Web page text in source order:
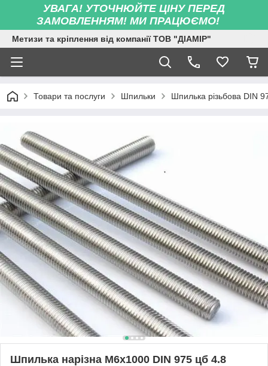
УВАГА! УТОЧНЮЙТЕ ЦІНУ ПЕРЕД
ЗАМОВЛЕННЯМ! МИ ПРАЦЮЄМО!
Метизи та кріплення від компанії ТОВ "ДІАМІР"
Товари та послуги Шпильки Шпилька різьбова DIN
Шпилька нарізна М6х1000 DIN 975 цб 4.8